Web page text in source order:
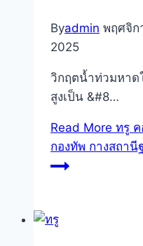
Byadmin พฤศจิก
2025
วิกฤตน้ำท่วมหาด
สูงเป็น &#8…
Read More ทรู ค
กองทัพ กางสถา